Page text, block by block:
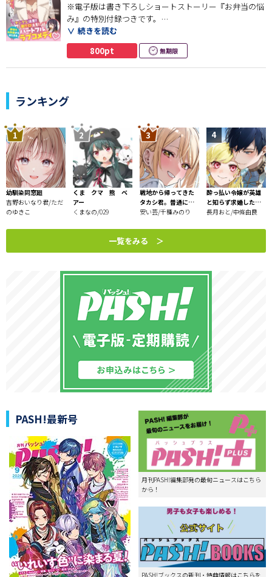
※電子版は書き下ろしショートストーリー『お弁当の悩
み』の特別付録つきです。
――全部、私の
大切な居場所だったのに。
を知った。
当を渡したことで、二人の距離は急速に近づいていく。
だがそのことを知った明莉の様子がおかしくなってい
き……。
「なんで、知聖ちゃんがここにいるの？」
――ずっと幼馴染で、特別な家族だったのに。
続きを読む
800pt
無期限
ランキング
幼馴染同窓廻
吉野おいなり君/ただ
のゆきこ
くま クマ 熊 ベ
アー
くまなの/029
戦地から帰ってきた
タカシ君。普通に高
校生活を送りたい
安い芸/千種みのり
酔っ払い令嬢が英雄
と知らず求婚した結
果 ～最強の神獣騎
りました!?～
長月おと/中條由良
一覧をみる ＞
PASH!最新号
月刊PASH!編集部発の最旬ニュースはこちら
から！
PASH!ブックスの新刊・特典情報はこちらを